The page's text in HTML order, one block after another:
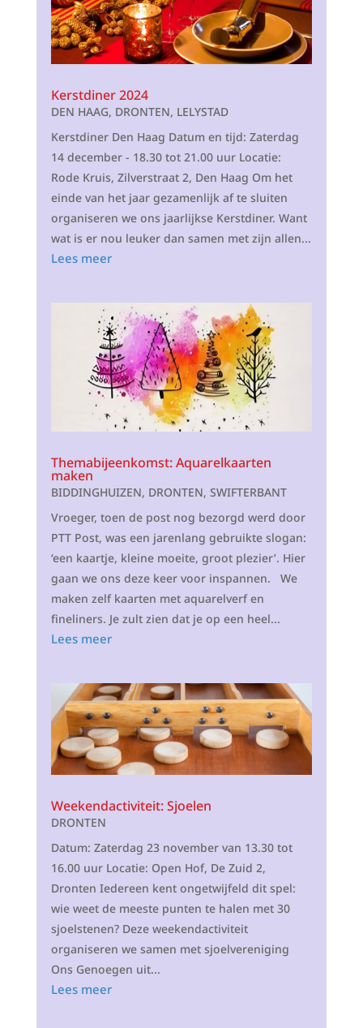
Kerstdiner 2024
DEN HAAG, DRONTEN, LELYSTAD
Kerstdiner Den Haag Datum en tijd: Zaterdag
14 december - 18.30 tot 21.00 uur Locatie:
Rode Kruis, Zilverstraat 2, Den Haag Om het
einde van het jaar gezamenlijk af te sluiten
organiseren we ons jaarlijkse Kerstdiner. Want
wat is er nou leuker dan samen met zijn allen...
Lees meer
Themabijeenkomst: Aquarelkaarten
maken
BIDDINGHUIZEN, DRONTEN, SWIFTERBANT
Vroeger, toen de post nog bezorgd werd door
PTT Post, was een jarenlang gebruikte slogan:
‘een kaartje, kleine moeite, groot plezier’. Hier
gaan we ons deze keer voor inspannen. We
maken zelf kaarten met aquarelverf en
fineliners. Je zult zien dat je op een heel...
Lees meer
Weekendactiviteit: Sjoelen
DRONTEN
Datum: Zaterdag 23 november van 13.30 tot
16.00 uur Locatie: Open Hof, De Zuid 2,
Dronten Iedereen kent ongetwijfeld dit spel:
wie weet de meeste punten te halen met 30
sjoelstenen? Deze weekendactiviteit
organiseren we samen met sjoelvereniging
Ons Genoegen uit...
Lees meer